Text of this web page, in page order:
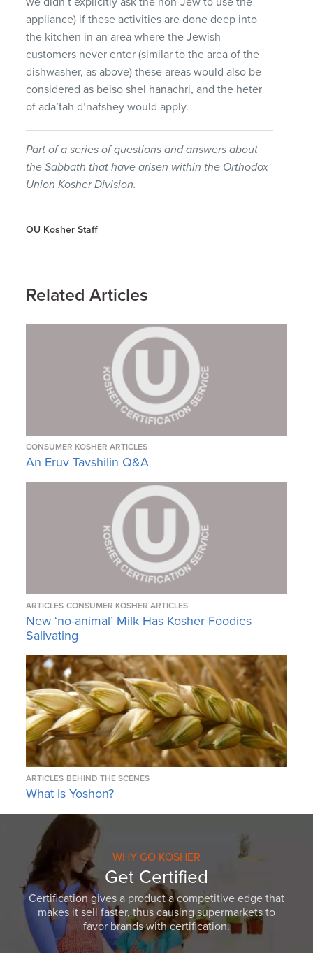
appliance) if these activities are done deep into
the kitchen in an area where the Jewish
customers never enter (similar to the area of the
dishwasher, as above) these areas would also be
considered as beiso shel hanachri, and the heter
of ada’tah d’nafshey would apply.
Part of a series of questions and answers about
the Sabbath that have arisen within the Orthodox
Union Kosher Division.
OU Kosher Staff
Related Articles
CONSUMER KOSHER ARTICLES
An Eruv Tavshilin Q&A
ARTICLES CONSUMER KOSHER ARTICLES
New ‘no-animal’ Milk Has Kosher Foodies
Salivating
ARTICLES BEHIND THE SCENES
What is Yoshon?
WHY GO KOSHER
Get Certified
Certification gives a product a competitive edge that
makes it sell faster, thus causing supermarkets to
favor brands with certification.